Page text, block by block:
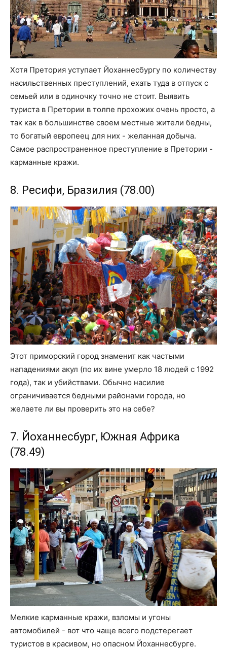
Хотя Претория уступает Йоханнесбургу по количеству
насильственных преступлений, ехать туда в отпуск с
семьей или в одиночку точно не стоит. Выявить
туриста в Претории в толпе прохожих очень просто, а
так как в большинстве своем местные жители бедны,
то богатый европеец для них - желанная добыча.
Самое распространенное преступление в Претории -
карманные кражи.
8. Ресифи, Бразилия (78.00)
Этот приморский город знаменит как частыми
нападениями акул (по их вине умерло 18 людей с 1992
года), так и убийствами. Обычно насилие
ограничивается бедными районами города, но
желаете ли вы проверить это на себе?
7. Йоханнесбург, Южная Африка
(78.49)
Мелкие карманные кражи, взломы и угоны
автомобилей - вот что чаще всего подстерегает
туристов в красивом, но опасном Йоханнесбурге.